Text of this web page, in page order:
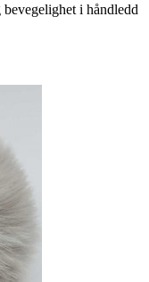
i håndledd